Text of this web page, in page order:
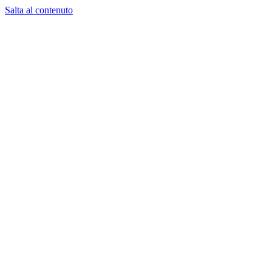
Salta al contenuto